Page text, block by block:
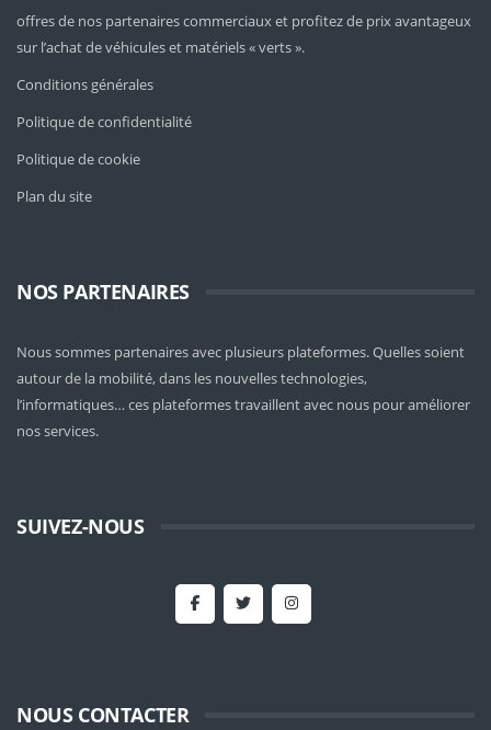
offres de nos partenaires commerciaux et profitez de prix avantageux
sur l’achat de véhicules et matériels « verts ».
Conditions générales
Politique de confidentialité
Politique de cookie
Plan du site
NOS PARTENAIRES
Nous sommes partenaires avec plusieurs plateformes. Quelles soient
autour de la mobilité, dans les nouvelles technologies,
l’informatiques… ces plateformes travaillent avec nous pour améliorer
nos services.
SUIVEZ-NOUS
NOUS CONTACTER